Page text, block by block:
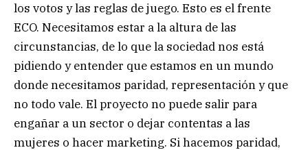
los votos y las reglas de juego. Esto es el frente
ECO. Necesitamos estar a la altura de las
circunstancias, de lo que la sociedad nos está
pidiendo y entender que estamos en un mundo
donde necesitamos paridad, representación y que
no todo vale. El proyecto no puede salir para
engañar a un sector o dejar contentas a las
mujeres o hacer marketing. Si hacemos paridad,